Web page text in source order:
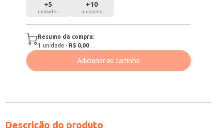
+5
unidades
+10
unidades
Resumo da compra:
1 unidade · R$ 0,00
Adicionar ao carrinho
Descrição do produto